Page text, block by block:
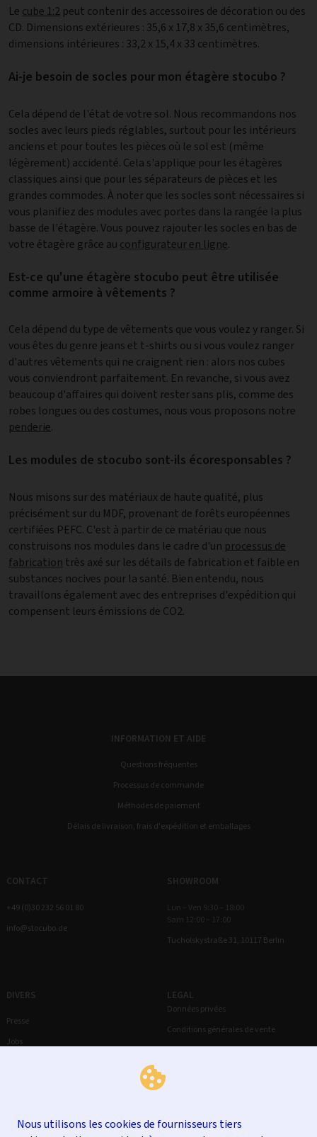
Nous utilisons les cookies de fournisseurs tiers
Le cube 1:2 peut contenir des accessoires de décoration ou des
CD. Dimensions extérieures : 35,6 x 17,8 x 35,6 centimètres,
dimensions intérieures : 33,2 x 15,4 x 33 centimètres.
Ai-je besoin de socles pour mon étagère stocubo ?
Cela dépend de l'état de votre sol. Nous recommandons nos
socles avec leurs pieds réglables, surtout pour les intérieurs
anciens et pour toutes les pièces où le sol est (même
légèrement) accidenté. Cela s'applique pour les étagères
classiques ainsi que pour les séparateurs de pièces et les
grandes commodes. À noter que les socles sont nécessaires si
vous planifiez des modules avec portes dans la rangée la plus
basse de l'étagère. Vous pouvez rajouter les socles en bas de
votre étagère grâce au configurateur en ligne.
Est-ce qu'une étagère stocubo peut être utilisée
comme armoire à vêtements ?
Cela dépend du type de vêtements que vous voulez y ranger. Si
vous êtes du genre jeans et t-shirts ou si vous voulez ranger
d'autres vêtements qui ne craignent rien : alors nos cubes
vous conviendront parfaitement. En revanche, si vous avez
beaucoup d'affaires qui doivent rester sans plis, comme des
robes longues ou des costumes, nous vous proposons notre
penderie.
Les modules de stocubo sont-ils écoresponsables ?
Nous misons sur des matériaux de haute qualité, plus
précisément sur du MDF, provenant de forêts européennes
certifiées PEFC. C'est à partir de ce matériau que nous
construisons nos modules dans le cadre d'un processus de
fabrication très axé sur les détails de fabrication et faible en
substances nocives pour la santé. Bien entendu, nous
travaillons également avec des entreprises d'expédition qui
compensent leurs émissions de CO2.
INFORMATION ET AIDE
Questions fréquentes
Processus de commande
Méthodes de paiement
Délais de livraison, frais d'expédition et emballages
CONTACT
+49 (0)30 232 56 01 80
info@stocubo.de
SHOWROOM
Lun – Ven 9:30 – 18:00
Sam 12:00 – 17:00
Tucholskystraße 31, 10117 Berlin
DIVERS
Presse
Jobs
LEGAL
Données privées
Conditions générales de vente
Droit de rétractation